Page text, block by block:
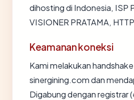
dihosting di Indonesia, ISP
VISIONER PRATAMA,
Keamanan koneksi
Kami melakukan
sinergining.com dan
Digabung dengan registrar